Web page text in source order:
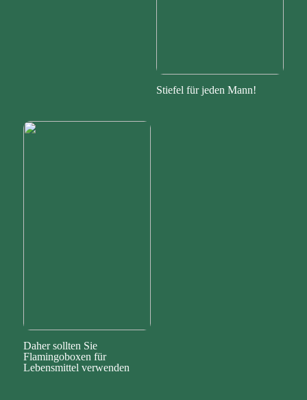
Stiefel für jeden Mann!
Daher sollten Sie
Flamingoboxen für
Lebensmittel verwenden